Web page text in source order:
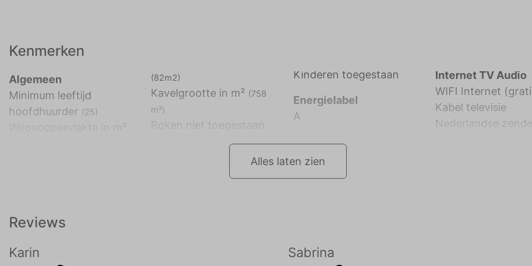
Kenmerken
Algemeen
Minimum leeftijd
hoofdhuurder (25)
(82m2)
Kavelgrootte in m² (758
m²)
Roken niet toegestaan
Kinderen toegestaan
Energielabel
A
Internet TV Audio
WIFI Internet
Kabel televisie
Nederlandse
Alles laten zien
Reviews
Karin Sabrina